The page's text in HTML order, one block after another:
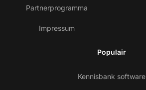
Partnerprogramma
Impressum
Populair
Kennisbank software